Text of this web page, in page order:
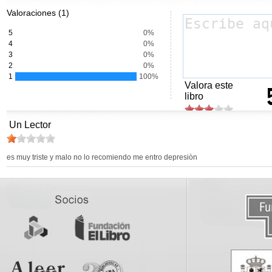
Valoraciones (1)
5
0%
4
0%
3
0%
2
0%
1
100%
Valora este
libro
Un Lector
es muy triste y malo no lo recomiendo me entro depresiòn